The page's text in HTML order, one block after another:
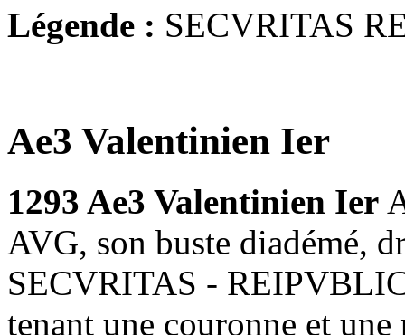
Légende : SECVRITAS
Ae3 Valentinien Ier
1293 Ae3 Valentinien Ier
AVG, son buste diadémé,
SECVRITAS -
tenant une couronne et